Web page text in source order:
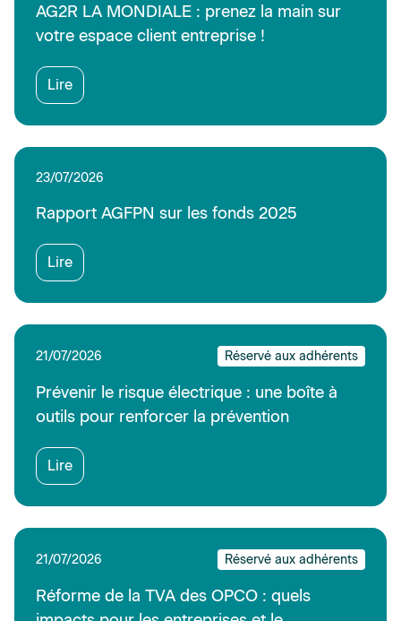
AG2R LA MONDIALE : prenez la main sur
votre espace client entreprise !
Lire
23/07/2026
Rapport AGFPN sur les fonds 2025
Lire
21/07/2026 Réservé aux adhérents
Prévenir le risque électrique : une boîte à
outils pour renforcer la prévention
Lire
21/07/2026 Réservé aux adhérents
Réforme de la TVA des OPCO : quels